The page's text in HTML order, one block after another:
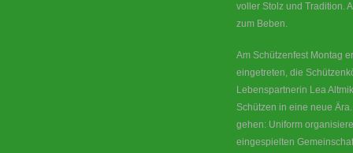
voller Stolz und Tradition.
zum Beben.
Am Schützenfest Montag
eingetreten, die
Lebenspartnerin Lea
Schützen in eine neue
gehen: Uniform
eingespielten